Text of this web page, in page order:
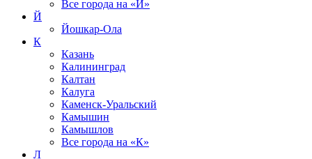
Все города на «И»
Й
Йошкар-Ола
К
Казань
Калининград
Калтан
Калуга
Каменск-Уральский
Камышин
Камышлов
Все города на «К»
Л